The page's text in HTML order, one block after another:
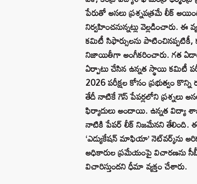
పేరుతో అసలు ప్రశ్నపత్రమే లీక్
నిర్వహించనున్నట్లు వెల్లడించారు.
కమిటీ సిఫార్సులను
నిజాయితీగా అంగీకరించారు. గత
ఏర్పాటు చేసిన ఉన్నత స్థాయి కమిటీ
2026 పరీక్షల కోసం ప్రభుత్వం
తేదీ నాటికే గెస్ పేపర్లలోని ప్రశ్నలు
ఫిర్యాదులు అందాయి. ఉన్నత విద్యా
నాటికి పేపర్ లీక్ నిజమేనని తేలింది.
‘ఎడ్యుకేషన్ మాఫియా’ నెట్‌వర్క్‌ను
అధికారుల ప్రమేయంపై విచారణను
విచారిస్తుందని ధీమా వ్యక్తం చేశారు.